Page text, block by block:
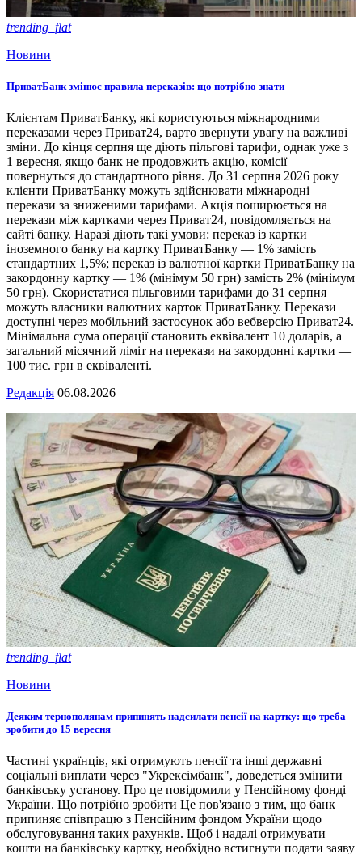
trending_flat
Новини
ПриватБанк змінює правила переказів: що потрібно знати
Клієнтам ПриватБанку, які користуються міжнародними
переказами через Приват24, варто звернути увагу на важливі
зміни. До кінця серпня ще діють пільгові тарифи, однак уже з
1 вересня, якщо банк не продовжить акцію, комісії
повернуться до стандартного рівня. До 31 серпня 2026 року
клієнти ПриватБанку можуть здійснювати міжнародні
перекази за зниженими тарифами. Акція поширюється на
перекази між картками через Приват24, повідомляється на
сайті банку. Наразі діють такі умови: переказ із картки
іноземного банку на картку ПриватБанку — 1% замість
стандартних 1,5%; переказ із валютної картки ПриватБанку на
закордонну картку — 1% (мінімум 50 грн) замість 2% (мінімум
50 грн). Скористатися пільговими тарифами до 31 серпня
можуть власники валютних карток ПриватБанку. Перекази
доступні через мобільний застосунок або вебверсію Приват24.
Мінімальна сума операції становить еквівалент 10 доларів, а
загальний місячний ліміт на перекази на закордонні картки —
100 тис. грн в еквіваленті.
Редакція 06.08.2026
trending_flat
Новини
Деяким тернополянам припинять надсилати пенсії на картку: що треба
зробити до 15 вересня
Частині українців, які отримують пенсії та інші державні
соціальні виплати через "Укрексімбанк", доведеться змінити
банківську установу. Про це повідомили у Пенсійному фонді
України. Що потрібно зробити Це пов'язано з тим, що банк
припиняє співпрацю з Пенсійним фондом України щодо
обслуговування таких рахунків. Щоб і надалі отримувати
кошти на банківську картку, необхідно встигнути подати заяву